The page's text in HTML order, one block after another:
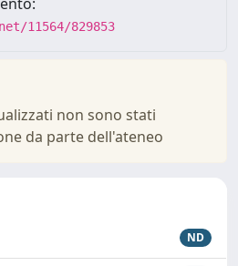
11564/829853
non sono stati
da parte dell'ateneo
ND